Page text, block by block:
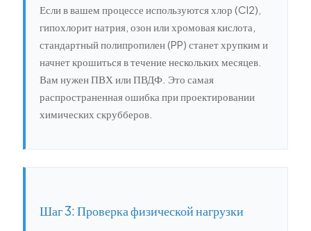
Если в вашем процессе используются хлор (Cl2),
гипохлорит натрия, озон или хромовая кислота,
стандартный полипропилен (PP) станет хрупким и
начнет крошиться в течение нескольких месяцев.
Вам нужен ПВХ или ПВДФ. Это самая
распространенная ошибка при проектировании
химических скрубберов.
Шаг 3: Проверка физической нагрузки